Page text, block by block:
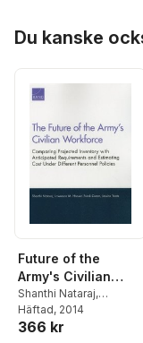
Du kanske
Future of the
Army's Civilian
Workforce
Shanthi Nataraj,
Lawrence M. Hanser
Frank Camm
Häftad, 2014
366 kr